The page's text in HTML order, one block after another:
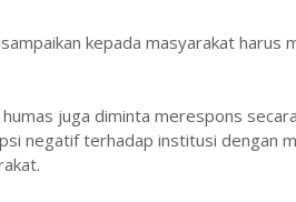
kepada masyarakat harus
juga diminta merespons
negatif terhadap institusi dengan